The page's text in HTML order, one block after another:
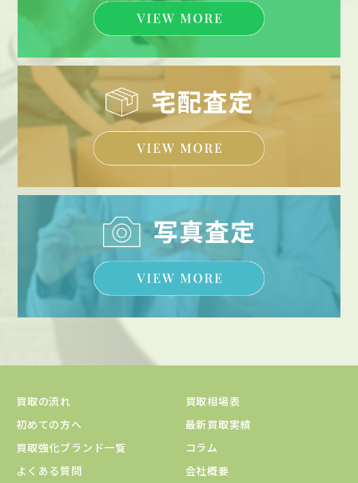
買取の流れ
買取相場表
初めての方へ
最新買取実績
買取強化ブランド一覧
コラム
よくある質問
会社概要